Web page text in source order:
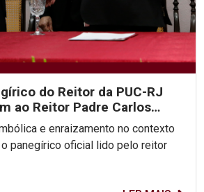
do Reitor da PUC-RJ
ao Reitor Padre Carlos
e enraizamento no contexto
panegírico oficial lido pelo reitor